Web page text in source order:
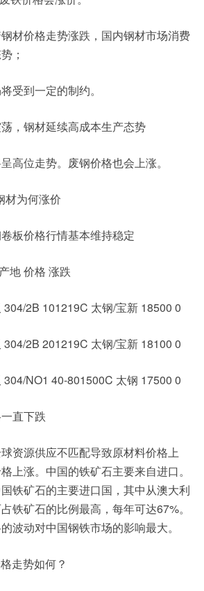
材价格走势涨跌，国内钢材市场消费
；
受到一定的制约。
，钢材延续高成本生产态势
高位走势。废钢价格也会上涨。
材为何涨价
板价格行情基本维持稳定
地 价格 涨跌
2B 101219C 太钢/宝新 18500 0
2B 201219C 太钢/宝新 18100 0
NO1 40-801500C 太钢 17500 0
直下跌
资源供应不匹配导致原材料价格上
上涨。中国的铁矿石主要来自进口。
铁矿石的主要进口国，其中从澳大利
铁矿石的比例最高，每年可达67%。
波动对中国钢铁市场的影响最大。
走势如何？